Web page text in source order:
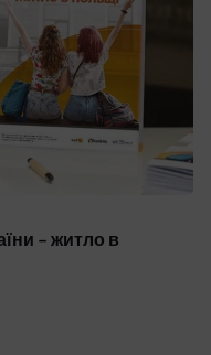
– житло в